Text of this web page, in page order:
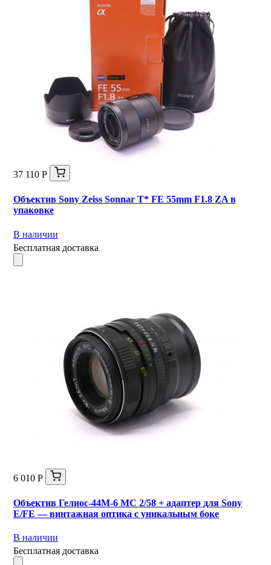
37 110 Р
Объектив Sony Zeiss Sonnar T* FE 55mm F1.8 ZA в
упаковке
В наличии
Бесплатная доставка
6 010 Р
Объектив Гелиос-44М-6 МС 2/58 + адаптер для Sony
E/FE — винтажная оптика с уникальным боке
В наличии
Бесплатная доставка